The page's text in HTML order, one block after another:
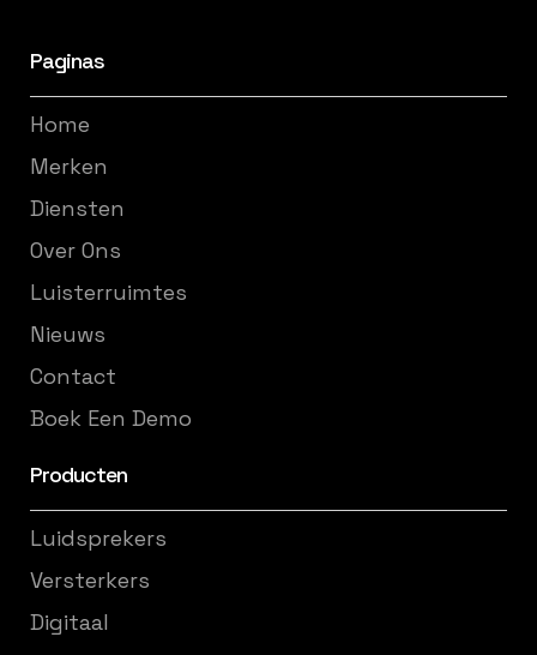
Paginas
Home
Merken
Diensten
Over Ons
Luisterruimtes
Nieuws
Contact
Boek Een Demo
Producten
Luidsprekers
Versterkers
Digitaal